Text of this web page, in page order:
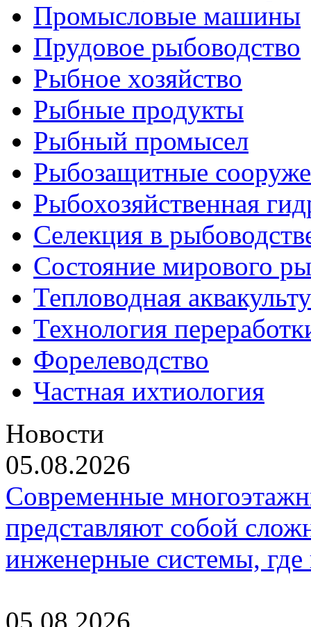
Промысловые машины
Прудовое рыбоводство
Рыбное хозяйство
Рыбные продукты
Рыбный промысел
Рыбозащитные
Рыбохозяйственная
Селекция в
Состояние мирового
Тепловодная
Технология
Форелеводство
Частная ихтиология
Новости
05.08.2026
Современные
представляют собой
инженерные системы,